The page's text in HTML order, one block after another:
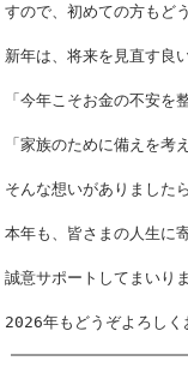
すので、初めての方もど
新年は、将来を見直す良
「今年こそお金の不安を
「家族のために備えを考
そんな想いがありました
本年も、皆さまの人生に
誠意サポートしてまいりま
2026年もどうぞよろしく